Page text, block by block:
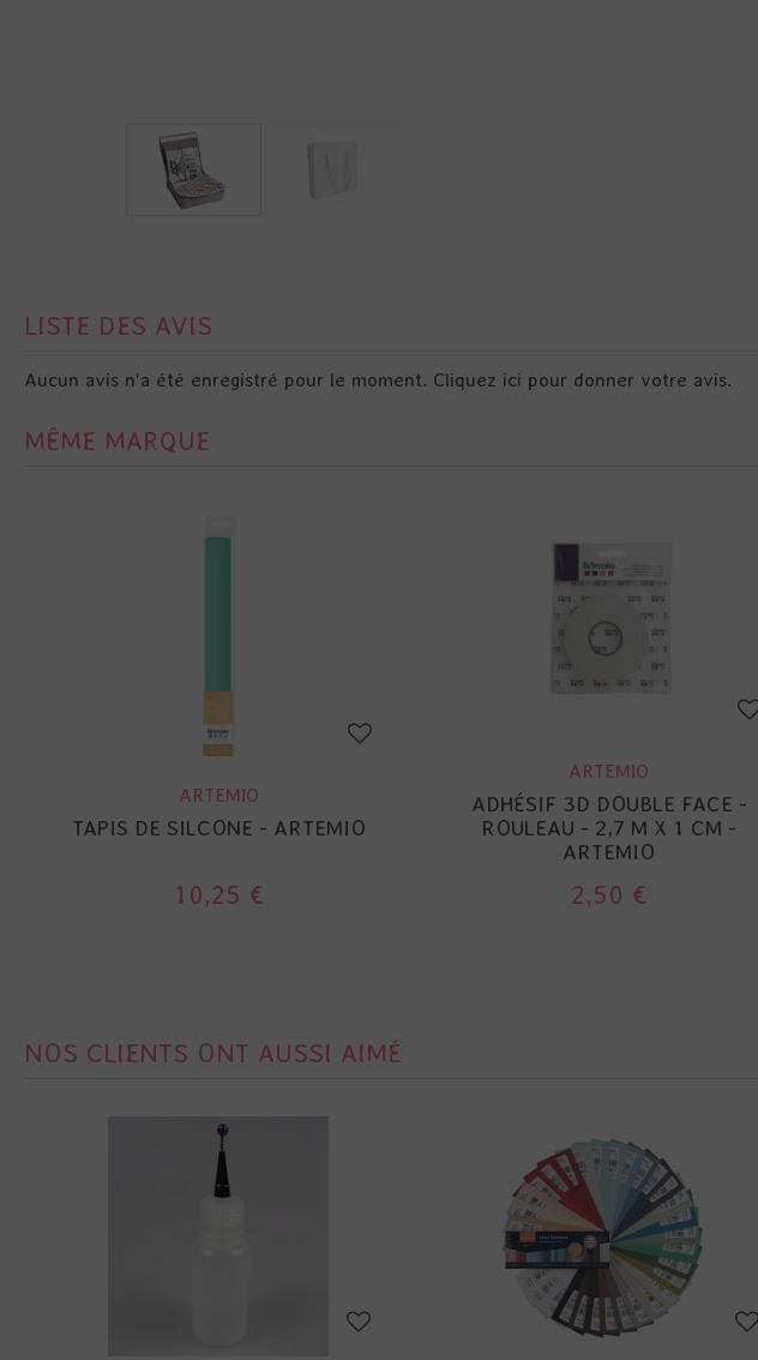
LISTE DES AVIS
Aucun avis n'a été enregistré pour le moment. Cliquez ici pour donner votre avis.
MÊME MARQUE
ARTEMIO
TAPIS DE SILCONE - ARTEMIO
10,25 €
ARTEMIO
ADHÉSIF 3D DOUBLE FACE -
ROULEAU - 2,7 M X 1 CM -
ARTEMIO
2,50 €
NOS CLIENTS ONT AUSSI AIMÉ